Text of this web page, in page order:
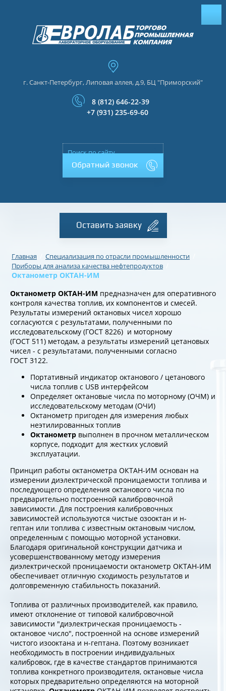
г. Санкт-Петербург, Липовая аллея, д.9, БЦ "Приморский"
8 (812) 646-22-39
+7 (931) 235-69-60
Обратный звонок
Оставить заявку
Главная Специализация по отрасли промышленности
Приборы для анализа качества нефтепродуктов
Октанометр ОКТАН-ИМ
Октанометр ОКТАН-ИМ предназначен для оперативного
контроля качества топлив, их компонентов и смесей.
Результаты измерений октановых чисел хорошо
согласуются с результатами, полученными по
исследовательскому (ГОСТ 8226) и моторному
(ГОСТ 511) методам, а результаты измерений цетановых
чисел - с результатами, полученными согласно
ГОСТ 3122.
Портативный индикатор октанового / цетанового
числа топлив с USB интерфейсом
Определяет октановые числа по моторному (ОЧМ) и
исследовательскому методам (ОЧИ)
Октанометр пригоден для измерения любых
неэтилированных топлив
Октанометр выполнен в прочном металлическом
корпусе, подходит для жестких условий
эксплуатации.
Принцип работы октанометра ОКТАН-ИМ основан на
измерении диэлектрической проницаемости топлива и
последующего определения октанового числа по
предварительно построенной калибровочной
зависимости. Для построения калибровочных
зависимостей используются чистые озооктан и н-
гептан или топлива с известным октановым числом,
определенным с помощью моторной установки.
Благодаря оригинальной конструкции датчика и
усовершенствованному методу измерения
диэлектрической проницаемости октанометр ОКТАН-ИМ
обеспечивает отличную сходимость результатов и
долговременную стабильность показаний.
Топлива от различных производителей, как правило,
имеют отклонение от типовой калибровочной
зависимости "диэлектрическая проницаемость -
октановое число", построенной на основе измерений
чистого изооктана и н-гептана. Поэтому возникает
необходимость в построении индивидуальных
калибровок, где в качестве стандартов принимаются
топлива конкретного производителя, октановые числа
которых предварительно определяются на моторной